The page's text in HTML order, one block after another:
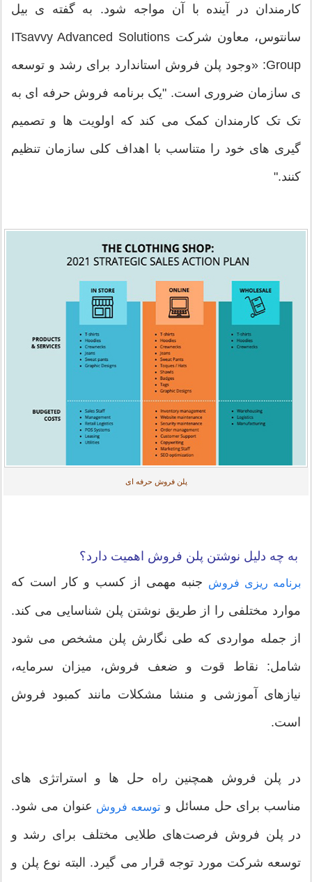
کارمندان در آینده با آن مواجه شود. به گفته ی بیل
سانتوس، معاون شرکت ITsavvy Advanced Solutions
Group: «وجود پلن فروش استاندارد برای رشد و توسعه
ی سازمان ضروری است. "یک برنامه فروش حرفه ای به
تک تک کارمندان کمک می کند که اولویت ها و تصمیم
گیری های خود را متناسب با اهداف کلی سازمان تنظیم
کنند."
پلن فروش حرفه ای
به چه دلیل نوشتن پلن فروش اهمیت دارد؟
برنامه ریزی فروش جنبه مهمی از کسب و کار است که
موارد مختلفی را از طریق نوشتن پلن شناسایی می کند.
از جمله مواردی که طی نگارش پلن مشخص می شود
شامل: نقاط قوت و ضعف فروش، میزان سرمایه،
نیازهای آموزشی و منشا مشکلات مانند کمبود فروش
است.
در پلن فروش همچنین راه حل ها و استراتژی های
مناسب برای حل مسائل و توسعه فروش عنوان می شود.
در پلن فروش فرصت‌های طلایی مختلف برای رشد و
توسعه شرکت مورد توجه قرار می گیرد. البته نوع پلن و